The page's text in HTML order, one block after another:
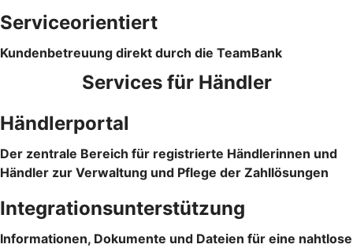
Serviceorientiert
Kundenbetreuung direkt durch die TeamBank
Services für Händler
Händlerportal
Der zentrale Bereich für registrierte Händlerinnen und
Händler zur Verwaltung und Pflege der Zahllösungen
Integrationsunterstützung
Informationen, Dokumente und Dateien für eine nahtlose